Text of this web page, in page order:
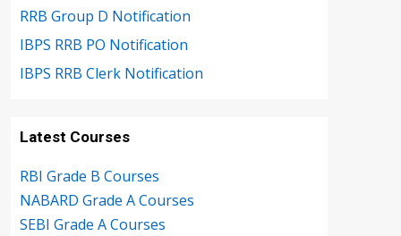
RRB Group D Notification
IBPS RRB PO Notification
IBPS RRB Clerk Notification
Latest Courses
RBI Grade B Courses
NABARD Grade A Courses
SEBI Grade A Courses